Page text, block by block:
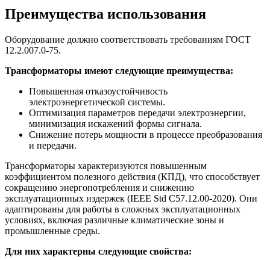
Преимущества использования
Оборудование должно соответствовать требованиям ГОСТ
12.2.007.0-75.
Трансформаторы имеют следующие преимущества:
Повышенная отказоустойчивость
электроэнергетической системы.
Оптимизация параметров передачи электроэнергии,
минимизация искажений формы сигнала.
Снижение потерь мощности в процессе преобразования
и передачи.
Трансформаторы характеризуются повышенным
коэффициентом полезного действия (КПД), что способствует
сокращению энергопотребления и снижению
эксплуатационных издержек (IEEE Std C57.12.00-2020). Они
адаптированы для работы в сложных эксплуатационных
условиях, включая различные климатические зоны и
промышленные среды.
Для них характерны следующие свойства: